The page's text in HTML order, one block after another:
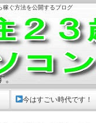
稼ぐ方法を公開するブログ
。
今はすごい時代です！